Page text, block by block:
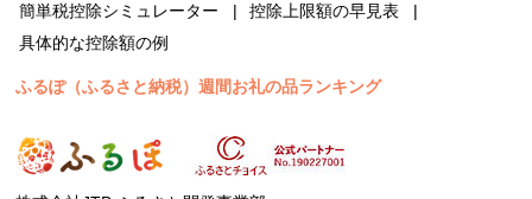
簡単税控除シミュレーター
控除上限額の早見表
具体的な控除額の例
ふるぽ（ふるさと納税）週間お礼の品ランキング